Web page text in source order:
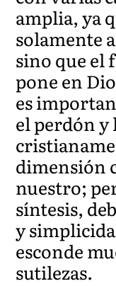
amplia, ya
solamente
sino que el
pone en
es
el perdón
dimensión
nuestro;
síntesis,
y
esconde
sutilezas.